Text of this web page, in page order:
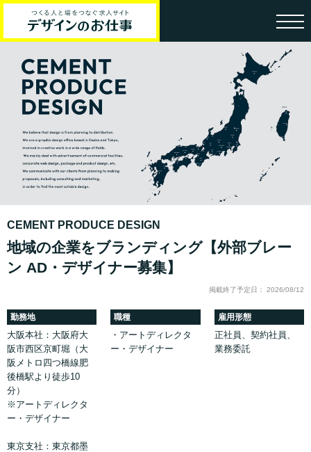
CEMENT PRODUCE DESIGN
地域の企業をブランディング【外部ブレー
ン AD・デザイナー募集】
掲載終了予定日： 2026/08/12
勤務地
大阪本社：大阪府大
阪市西区京町堀（大
阪メトロ四つ橋線肥
後橋駅より徒歩10
分）
※アートディレクタ
ー・デザイナー
東京支社：東京都墨
職種
・アートディレクタ
ー・デザイナー
雇用形態
正社員、契約社員、
業務委託